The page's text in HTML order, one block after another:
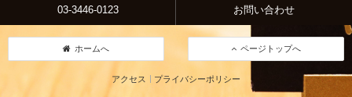
03-3446-0123 お問い合わせ
ホームへ ページトップへ
アクセス プライバシーポリシー